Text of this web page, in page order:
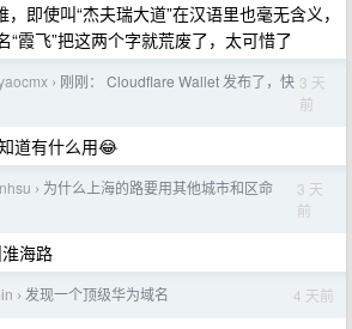
即使叫“杰夫瑞大道”在汉语里也毫无含义，
“霞飞”把这两个字就荒废了，太可惜了
› 刚刚： Cloudflare Wallet 发布了，快 3 天
前
道有什么用😂
› 为什么上海的路要用其他城市和区命
3 天
前
海路
› 发现一个顶级华为域名 4 天前